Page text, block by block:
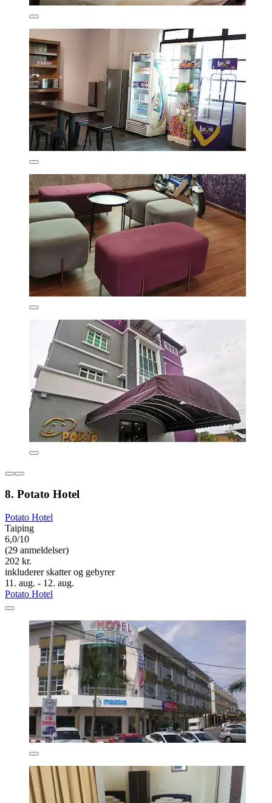
8. Potato Hotel
Potato Hotel
Taiping
6,0/10
(29 anmeldelser)
202 kr.
inkluderer skatter og gebyrer
11. aug. - 12. aug.
Potato Hotel